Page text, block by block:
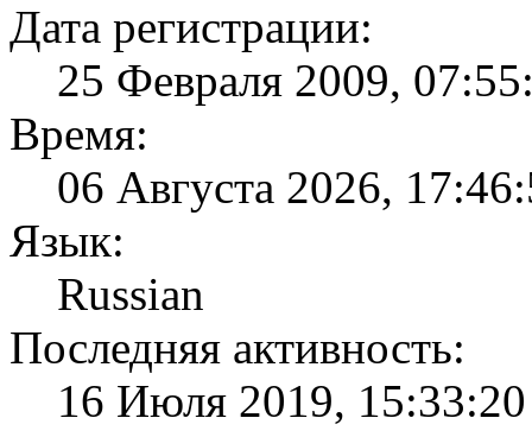
Дата регистрации:
25 Февраля 2009,
Время:
06 Августа 2026,
Язык:
Russian
Последняя активность:
16 Июля 2019, 15:33:20